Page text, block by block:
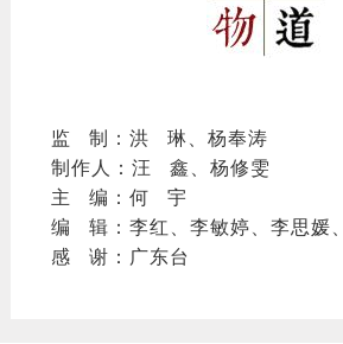
监 制：洪 琳、杨奉涛
制作人：汪 鑫、杨修雯
主 编：何 宇
编 辑：李红、李敏婷、李思媛
感 谢：广东台